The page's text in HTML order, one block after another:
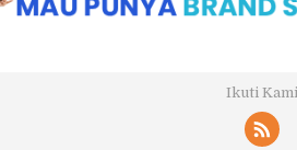
Ikuti Kami